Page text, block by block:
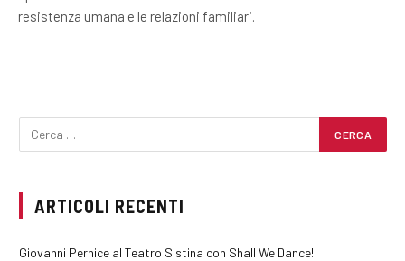
resistenza umana e le relazioni familiari.
ARTICOLI RECENTI
Giovanni Pernice al Teatro Sistina con Shall We Dance!